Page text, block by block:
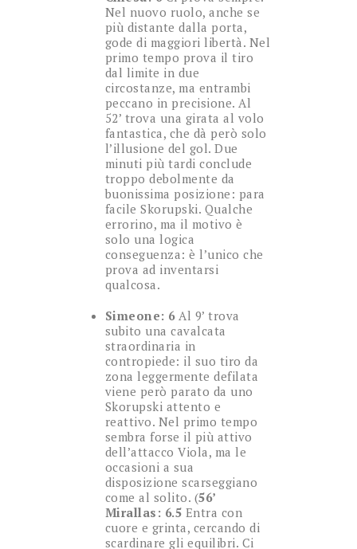
Nel nuovo ruolo, anche se
più distante dalla porta,
gode di maggiori libertà. Nel
primo tempo prova il tiro
dal limite in due
circostanze, ma entrambi
peccano in precisione. Al
52’ trova una girata al volo
fantastica, che dà però solo
l’illusione del gol. Due
minuti più tardi conclude
troppo debolmente da
buonissima posizione: para
facile Skorupski. Qualche
errorino, ma il motivo è
solo una logica
conseguenza: è l’unico che
prova ad inventarsi
qualcosa.
Simeone: 6Al 9’ trova
subito una cavalcata
straordinaria in
contropiede: il suo tiro da
zona leggermente defilata
viene però parato da uno
Skorupski attento e
reattivo. Nel primo tempo
sembra forse il più attivo
dell’attacco Viola, ma le
occasioni a sua
disposizione scarseggiano
come al solito. (56’
Mirallas: 6.5 Entra con
cuore e grinta, cercando di
scardinare gli equilibri. Ci